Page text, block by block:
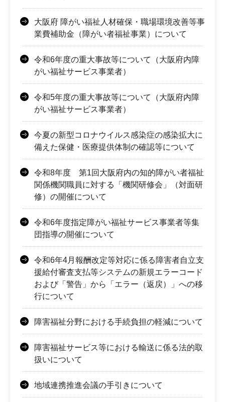
大阪府 障がい福祉人材確保・職場環境改善等事
業費補助金（障がい者福祉事業）について
令和6年度の重大事故等について（大阪府内障
がい福祉サービス事業者）
令和5年度の重大事故等について（大阪府内障
がい福祉サービス事業者）
今夏の新型コロナウイルス感染症の感染拡大に
備えた保健・医療提供体制の確認等について
令和8年度 第1回大阪府内の知的障がい者福祉
関係機関職員に対する「機関研修会」（対面研
修）の開催について
令和6年度指定障がい福祉サービス事業者等集
団指導の開催について
令和6年4月報酬改定等対応に係る障害者自立支
援給付審査支払等システムの新規エラーコード
および「警告」から「エラー（返戻）」への移
行について
障害福祉分野における手続負担の軽減について
障害福祉サービス等における輸送に係る法的取
扱いについて
地域連携推進会議の手引きについて